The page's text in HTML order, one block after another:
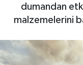
dumandan
malzemelerini